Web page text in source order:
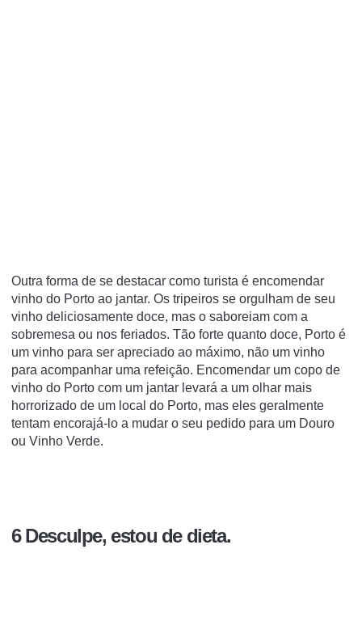
Outra forma de se destacar como turista é encomendar
vinho do Porto ao jantar. Os tripeiros se orgulham de seu
vinho deliciosamente doce, mas o saboreiam com a
sobremesa ou nos feriados. Tão forte quanto doce, Porto é
um vinho para ser apreciado ao máximo, não um vinho
para acompanhar uma refeição. Encomendar um copo de
vinho do Porto com um jantar levará a um olhar mais
horrorizado de um local do Porto, mas eles geralmente
tentam encorajá-lo a mudar o seu pedido para um Douro
ou Vinho Verde.
6 Desculpe, estou de dieta.